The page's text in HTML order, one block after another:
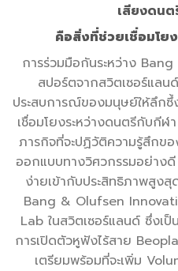
เสียงดนต
คือสิ่งที่ช่วยเชื่อมโ
การร่วมมือกันระหว่าง
สปอร์ตจากสวิตเซอร์แลน
ประสบการณ์ของมนุษย์ให้ลึก
เชื่อมโยงระหว่างดนตรีกับกี
ภารกิจที่จะปฏิวัติความรู้สึกข
ออกแบบทางวิศวกรรมอย่าง
ง่ายเข้ากับประสิทธิภาพสูง
Bang & Olufsen
Lab ในสวิตเซอร์แลนด์ ซึ่งเ
การเปิดตัวหูฟังไร้สาย
เตรียมพร้อมที่จะเพิ่ม